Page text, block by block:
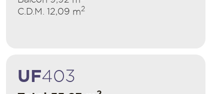
C.D.M. 12,09 m2
UF403